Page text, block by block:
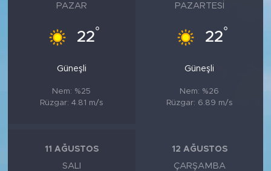
PAZAR
22°
Güneşli
Nem: %25
Rüzgar: 4.81 m/s
PAZARTESI
22°
Güneşli
Nem: %26
Rüzgar: 6.89 m/s
11 AĞUSTOS
SALI
12 AĞUSTOS
ÇARŞAMBA